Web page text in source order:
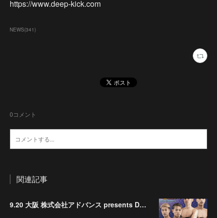
https://www.deep-kick.com
NEWS(341)
0コメント
関連記事
9.20 大阪 株式会社アドバンス presents DEEP☆KICK 79･80 7月の準決勝を勝ち抜いた6名による-53kg･-65kg･QUEEN-46kgと3つの王座決定戦の開催が決定！